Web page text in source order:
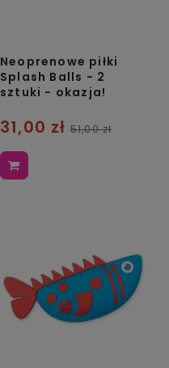
Neoprenowe piłki
Splash Balls - 2
sztuki - okazja!
31,00 zł 51,00 zł